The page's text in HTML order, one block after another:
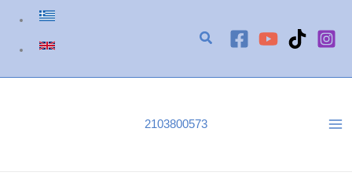
Μετάβαση
περιεχόμενο
2103800573